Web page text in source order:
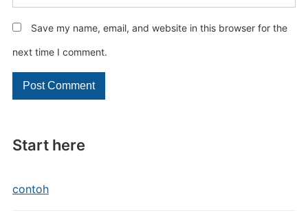
Start here
contoh
Save my name, email, and website in this browser for the
next time I comment.